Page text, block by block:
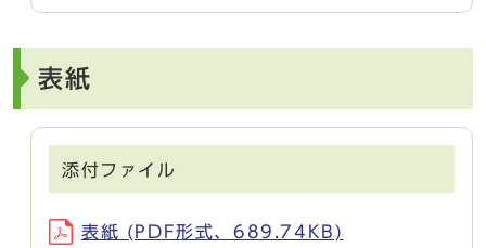
表紙
添付ファイル
表紙 (PDF形式、689.74KB)